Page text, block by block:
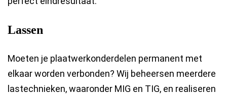
Lassen
Moeten je plaatwerkonderdelen permanent met
elkaar worden verbonden? Wij beheersen meerdere
lastechnieken, waaronder MIG en TIG, en realiseren